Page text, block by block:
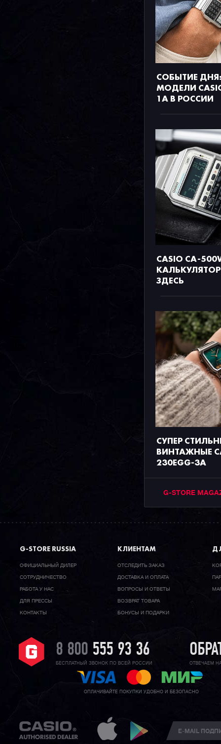
СОБЫТИЕ
МОДЕЛИ
1A В РОССИИ
CASIO CA-
ЗДЕСЬ
СУПЕР
ВИНТАЖНЫЕ
230EGG-3A
G-STORE
G-STORE RUSSIA
ОФИЦИАЛЬНЫЙ ДИЛЕР
CОТРУДНИЧЕСТВО
РАБОТА У НАС
ДЛЯ ПРЕССЫ
КОНТАКТЫ
КЛИЕНТАМ
ОТСЛЕДИТЬ ЗАКАЗ
ДОСТАВКА И ОПЛАТА
ВОПРОСЫ И ОТВЕТЫ
ВОЗВРАТ ТОВАРА
БОНУСЫ И ПОДАРКИ
8 800 555 93 36
БЕСПЛАТНЫЙ ЗВОНОК ПО ВСЕЙ РОССИИ ОТВЕЧАЕМ
ОПЛАЧИВАЙТЕ ПОКУПКИ УДОБНО И БЕЗОПАСНО